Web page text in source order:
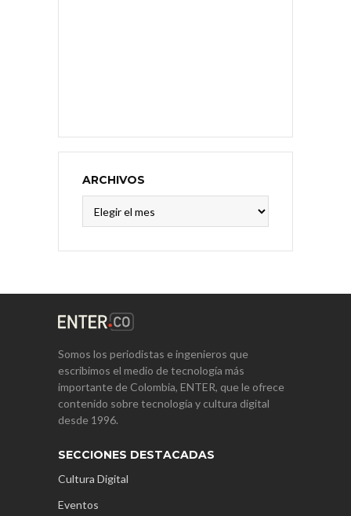
ARCHIVOS
Somos los periodistas e ingenieros que
escribimos el medio de tecnología más
importante de Colombia, ENTER, que le ofrece
contenido sobre tecnología y cultura digital
desde 1996.
SECCIONES DESTACADAS
Cultura Digital
Eventos